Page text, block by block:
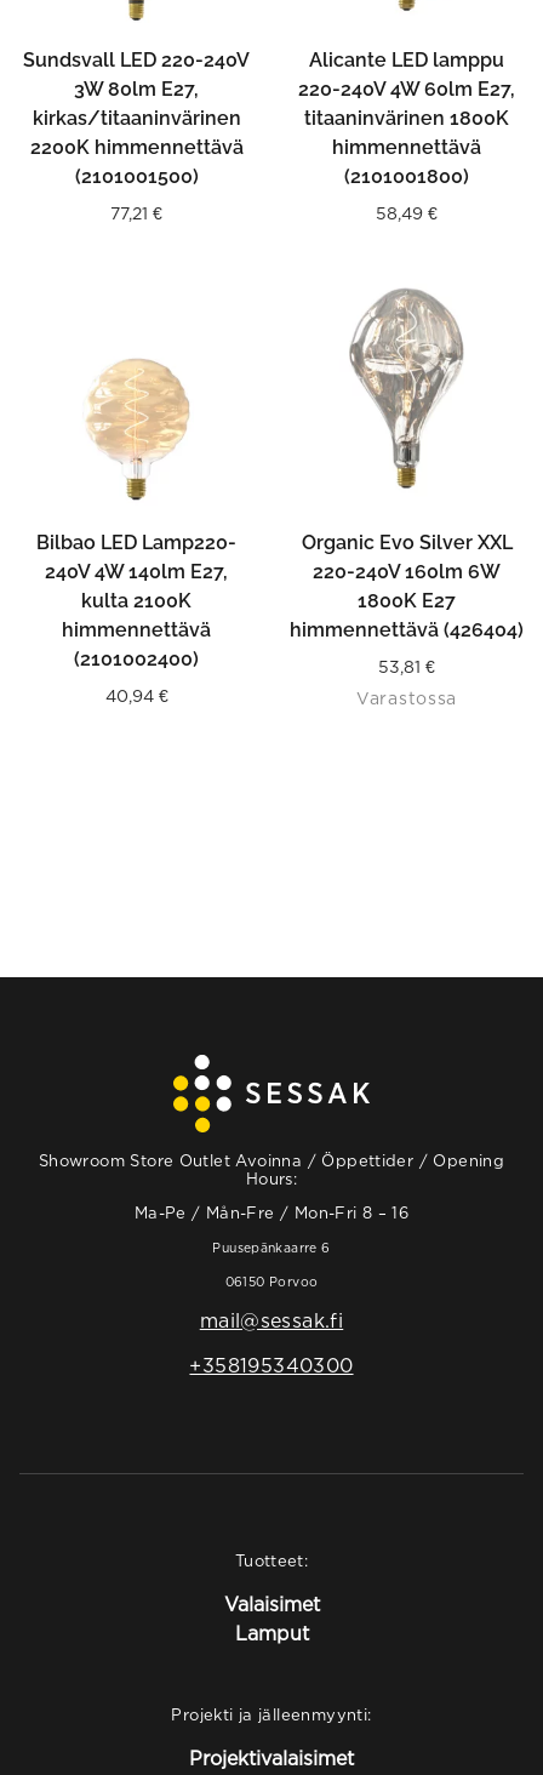
Sundsvall LED 220-240V
3W 80lm E27,
kirkas/titaaninvärinen
2200K himmennettävä
(2101001500)
77,21 €
Alicante LED lamppu
220-240V 4W 60lm E27,
titaaninvärinen 1800K
himmennettävä
(2101001800)
58,49 €
Bilbao LED Lamp220-
240V 4W 140lm E27,
kulta 2100K
himmennettävä
(2101002400)
40,94 €
Organic Evo Silver XXL
220-240V 160lm 6W
1800K E27
himmennettävä (426404)
53,81 €
Varastossa
Showroom Store Outlet Avoinna / Öppettider / Opening
Hours:
Ma-Pe / Mån-Fre / Mon-Fri 8 – 16
Puusepänkaarre 6
06150 Porvoo
mail@sessak.fi
+358195340300
Tuotteet:
Valaisimet
Lamput
Projekti ja jälleenmyynti:
Projektivalaisimet